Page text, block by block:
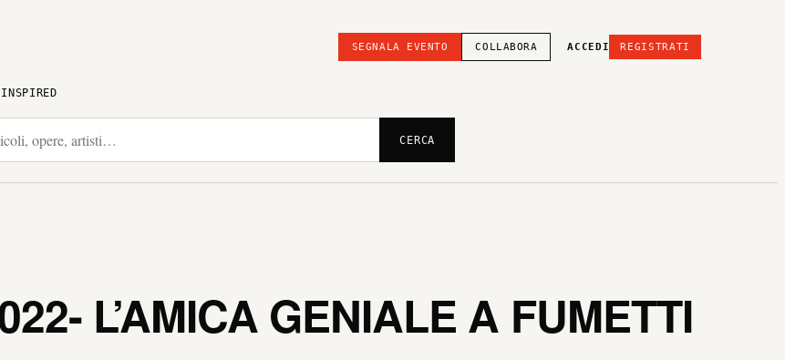
SEGNALA EVENTO COLLABORA ACCEDI REGISTRATI
CERCA
L’AMICA GENIALE A FUMETTI